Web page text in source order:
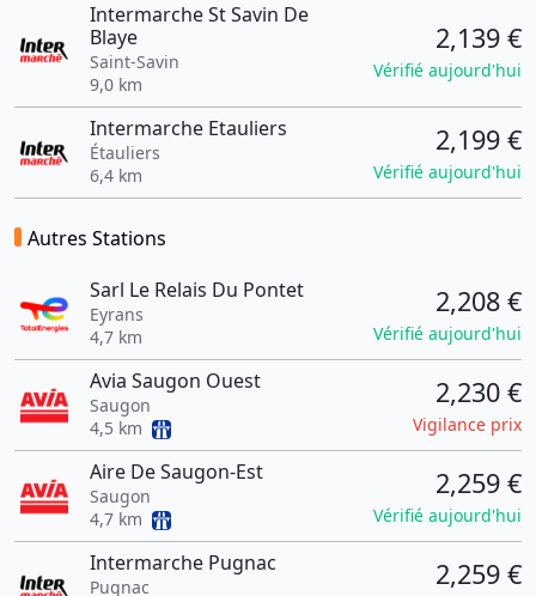
Intermarche St Savin De
Blaye
Saint-Savin
9,0 km
2,139 €
Vérifié aujourd'hui
Intermarche Etauliers
Étauliers
6,4 km
2,199 €
Vérifié aujourd'hui
Autres Stations
Sarl Le Relais Du Pontet
Eyrans
4,7 km
2,208 €
Vérifié aujourd'hui
Avia Saugon Ouest
Saugon
4,5 km
2,230 €
Vigilance prix
Aire De Saugon-Est
Saugon
4,7 km
2,259 €
Vérifié aujourd'hui
Intermarche Pugnac
Pugnac 2,259 €